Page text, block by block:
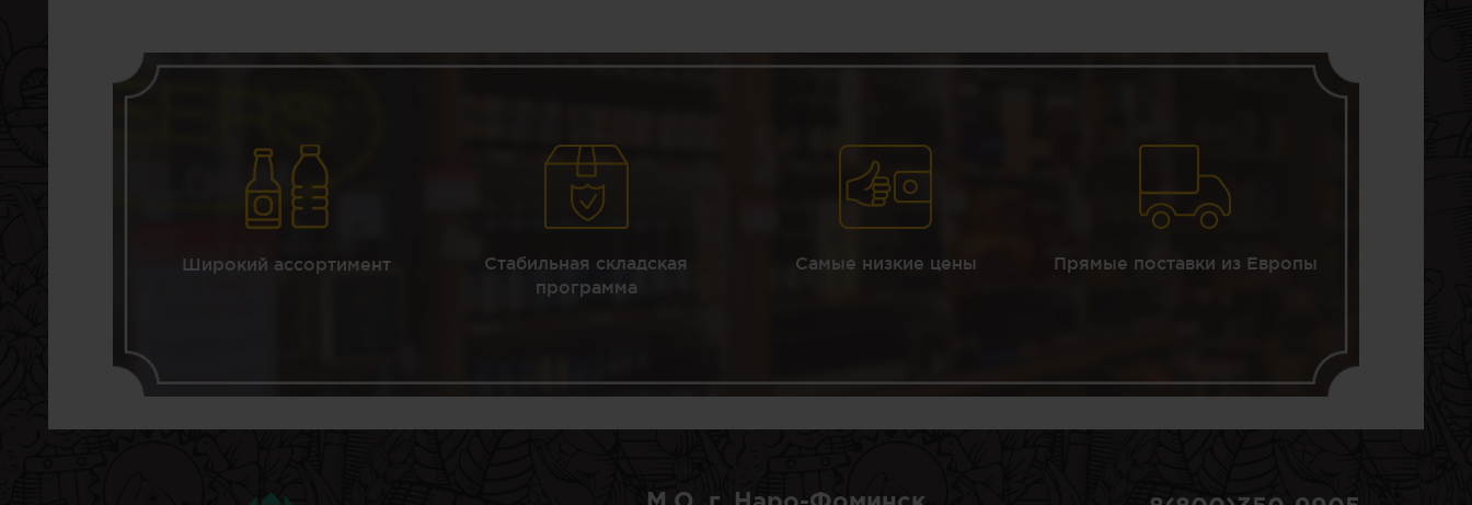
Широкий ассортимент
Стабильная складская
программа
Самые низкие цены Прямые поставки из Европы